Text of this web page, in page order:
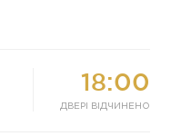
18:00
ДВЕРІ ВІДЧИНЕНО